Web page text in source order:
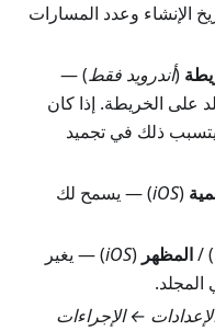
الإنشاء وعدد المسارات
(أندرويد فقط) —
على الخريطة. إذا كان
ذلك في تجميد
(
iOS) — يسمح لك
) /المظهر (
iOS) — يغير
← الإجراءات